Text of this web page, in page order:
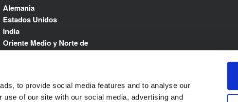
to provide social media features and to analyse our
of our site with our social media, advertising and
Alemania
Estados Unidos
India
Oriente Medio y Norte de